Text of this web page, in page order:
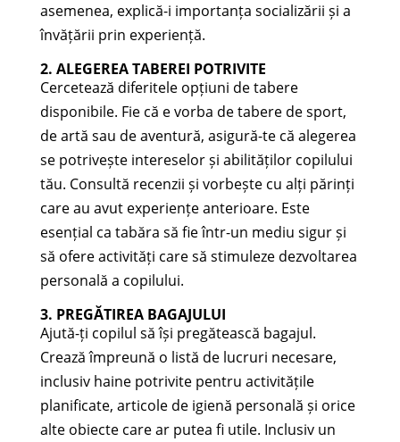
asemenea, explică-i importanța socializării și a
învățării prin experiență.
2. ALEGEREA TABEREI POTRIVITE
Cercetează diferitele opțiuni de tabere
disponibile. Fie că e vorba de tabere de sport,
de artă sau de aventură, asigură-te că alegerea
se potrivește intereselor și abilităților copilului
tău. Consultă recenzii și vorbește cu alți părinți
care au avut experiențe anterioare. Este
esențial ca tabăra să fie într-un mediu sigur și
să ofere activități care să stimuleze dezvoltarea
personală a copilului.
3. PREGĂTIREA BAGAJULUI
Ajută-ți copilul să își pregătească bagajul.
Crează împreună o listă de lucruri necesare,
inclusiv haine potrivite pentru activitățile
planificate, articole de igienă personală și orice
alte obiecte care ar putea fi utile. Inclusiv un